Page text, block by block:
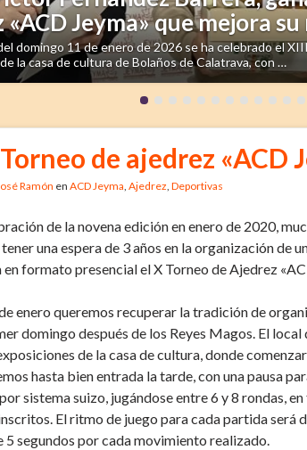
«ACD Jeyma» que mejora
domingo 11 de enero de 2026 se ha celebrado el
la casa de cultura de Bolaños de Calatrava, con …
de Ajedrez «ACD Jeyma»
de enero queremos mantener la tradición de
local de juego volverá a ser la sala de exposiciones
de ajedrez «ACD
Ramón en ACD Jeyma Ajedrez Deportivas
de la novena edición en enero de 2020,
una espera de 3 años en la organización de
formato presencial el X Torneo de Ajedrez
enero queremos recuperar la tradición de
domingo después de los Reyes Magos. El local
de la casa de cultura, donde
hasta bien entrada la tarde, con una pausa
sistema suizo, jugándose entre 6 y 8 rondas,
El ritmo de juego para cada partida será
5 segundos por cada movimiento realizado.